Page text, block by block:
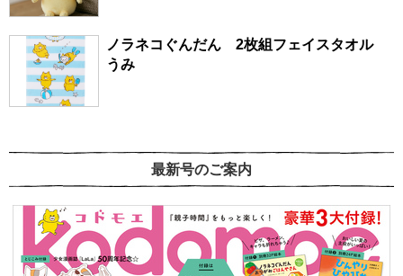
ノラネコぐんだん 2枚組フェイスタオル
うみ
最新号のご案内